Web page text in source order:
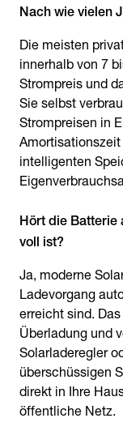
Nach wie vielen
Die meisten
innerhalb von 7
Strompreis und
Sie selbst
Strompreisen in
intelligenten
Hört die Batterie
voll ist?
Ja, moderne
Ladevorgang
erreicht sind.
Überladung und
Solarladeregler
überschüssigen
direkt in Ihre
öffentliche Netz.